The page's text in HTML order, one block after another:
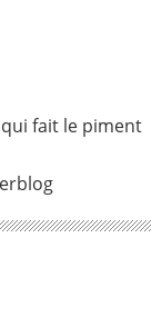
fait le piment